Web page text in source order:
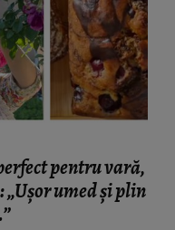
pentru vară,
umed și plin